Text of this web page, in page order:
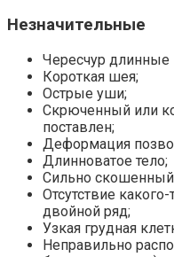
Незначительные
Чересчур длинные
Короткая шея;
Острые уши;
Скрюченный или
поставлен;
Деформация
Длинноватое тело;
Сильно скошенный
Отсутствие
двойной ряд;
Узкая грудная
Неправильно